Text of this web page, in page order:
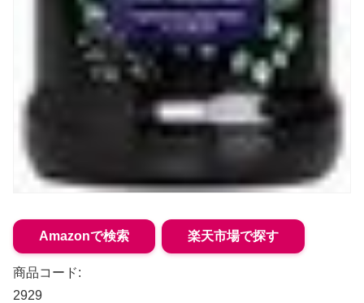
Amazonで検索 楽天市場で探す
商品コード:
2929